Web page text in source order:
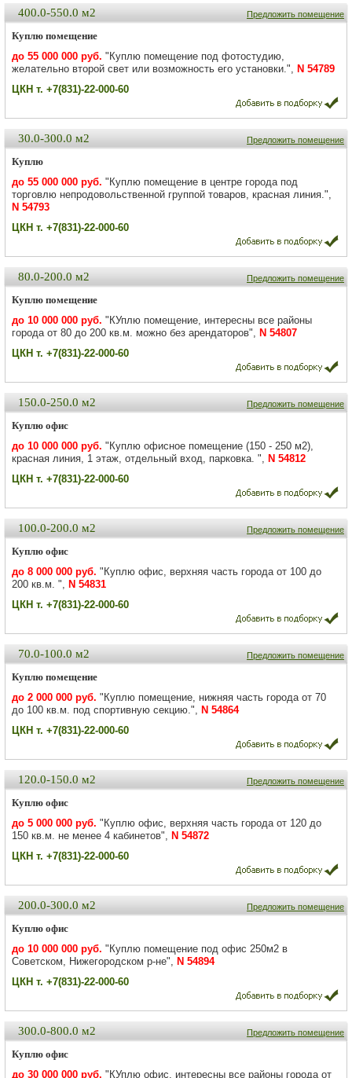
Предложить помещение
400.0-550.0 м2
Куплю помещение
до 55 000 000 руб. "Куплю помещение под фотостудию,
желательно второй свет или возможность его установки.", N 54789
ЦКН т. +7(831)-22-000-60
Предложить помещение
30.0-300.0 м2
Куплю
до 55 000 000 руб. "Куплю помещение в центре города под
торговлю непродовольственной группой товаров, красная линия.",
N 54793
ЦКН т. +7(831)-22-000-60
Предложить помещение
80.0-200.0 м2
Куплю помещение
до 10 000 000 руб. "КУплю помещение, интересны все районы
города от 80 до 200 кв.м. можно без арендаторов", N 54807
ЦКН т. +7(831)-22-000-60
Предложить помещение
150.0-250.0 м2
Куплю офис
до 10 000 000 руб. "Куплю офисное помещение (150 - 250 м2),
красная линия, 1 этаж, отдельный вход, парковка. ", N 54812
ЦКН т. +7(831)-22-000-60
Предложить помещение
100.0-200.0 м2
Куплю офис
до 8 000 000 руб. "Куплю офис, верхняя часть города от 100 до
200 кв.м. ", N 54831
ЦКН т. +7(831)-22-000-60
Предложить помещение
70.0-100.0 м2
Куплю помещение
до 2 000 000 руб. "Куплю помещение, нижняя часть города от 70
до 100 кв.м. под спортивную секцию.", N 54864
ЦКН т. +7(831)-22-000-60
Предложить помещение
120.0-150.0 м2
Куплю офис
до 5 000 000 руб. "Куплю офис, верхняя часть города от 120 до
150 кв.м. не менее 4 кабинетов", N 54872
ЦКН т. +7(831)-22-000-60
Предложить помещение
200.0-300.0 м2
Куплю офис
до 10 000 000 руб. "Куплю помещение под офис 250м2 в
Советском, Нижегородском р-не", N 54894
ЦКН т. +7(831)-22-000-60
Предложить помещение
300.0-800.0 м2
Куплю офис
до 30 000 000 руб. "КУплю офис, интересны все районы города от